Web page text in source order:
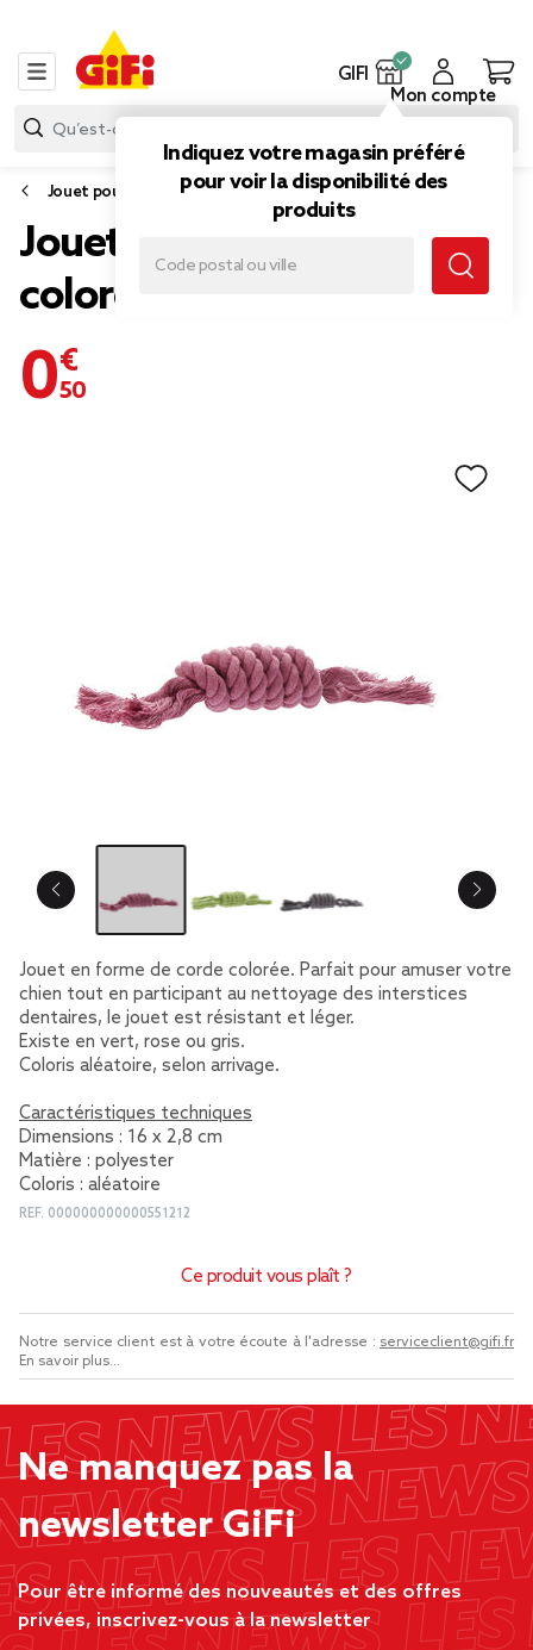
GIFI
Indiquez votre magasin préféré
pour voir la disponibilité des
produits
Mon compte
Jouet pour chien
Jouet pour chien en corde
colorée
0,50 €
Jouet en forme de corde colorée. Parfait pour amuser votre
chien tout en participant au nettoyage des interstices
dentaires, le jouet est résistant et léger.
Existe en vert, rose ou gris.
Coloris aléatoire, selon arrivage.
Caractéristiques techniques
Dimensions : 16 x 2,8 cm
Matière : polyester
Coloris : aléatoire
REF. 000000000000551212
Ce produit vous plaît ?
Notre service client est à votre écoute à l'adresse : serviceclient@gifi.fr
En savoir plus...
Ne manquez pas la
newsletter GiFi
Pour être informé des nouveautés et des offres
privées, inscrivez-vous à la newsletter